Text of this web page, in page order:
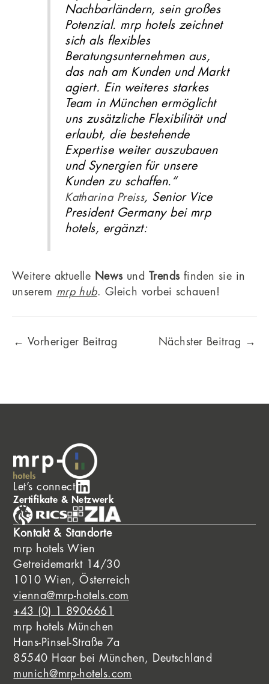
Nachbarländern, sein großes
Potenzial. mrp hotels zeichnet
sich als flexibles
Beratungsunternehmen aus,
das nah am Kunden und Markt
agiert. Ein weiteres starkes
Team in München ermöglicht
uns zusätzliche Flexibilität und
erlaubt, die bestehende
Expertise weiter auszubauen
und Synergien für unsere
Kunden zu schaffen.“
Katharina Preiss, Senior Vice
President Germany bei mrp
hotels, ergänzt:
Weitere aktuelle News und Trends finden sie in
unserem mrp hub. Gleich vorbei schauen!
← Vorheriger Beitrag Nächster Beitrag →
Let’s connect
Zertifikate & Netzwerk
Kontakt & Standorte
mrp hotels Wien
Getreidemarkt 14/30
1010 Wien, Österreich
vienna@mrp-hotels.com
+43 (0) 1 8906661
mrp hotels München
Hans-Pinsel-Straße 7a
85540 Haar bei München, Deutschland
munich@mrp-hotels.com